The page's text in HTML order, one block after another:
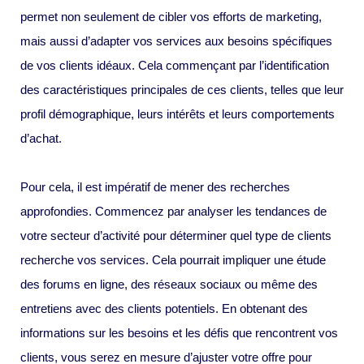
permet non seulement de cibler vos efforts de marketing,
mais aussi d’adapter vos services aux besoins spécifiques
de vos clients idéaux. Cela commençant par l’identification
des caractéristiques principales de ces clients, telles que leur
profil démographique, leurs intérêts et leurs comportements
d’achat.
Pour cela, il est impératif de mener des recherches
approfondies. Commencez par analyser les tendances de
votre secteur d’activité pour déterminer quel type de clients
recherche vos services. Cela pourrait impliquer une étude
des forums en ligne, des réseaux sociaux ou même des
entretiens avec des clients potentiels. En obtenant des
informations sur les besoins et les défis que rencontrent vos
clients, vous serez en mesure d’ajuster votre offre pour